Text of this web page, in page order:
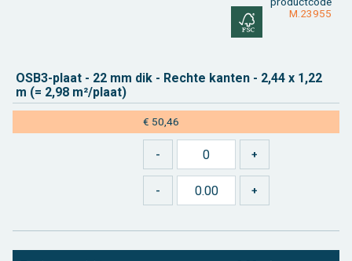
M.23955
OSB3-plaat - 22 mm dik - Rech­te kan­ten - 2,44 x 1,22
m (= 2,98 m²/plaat)
€ 50,46